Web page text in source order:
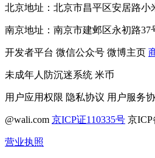
北京地址：北京市昌平区安居路小
南京地址：南京市建邺区永初路37
开发者平台 微信公众号 微博主页
未成年人防沉迷系统 米币
用户应用权限 隐私协议 用户服务
@wali.com 京ICP证110335号 京ICP
营业执照